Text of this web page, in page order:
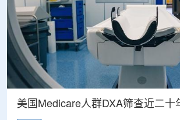
美国Medicare人群DXA筛查近二十